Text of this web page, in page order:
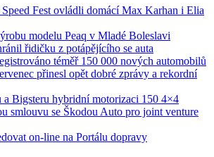
Fest ovládli domácí Max Karhan i Elia
modelu Peaq v Mladé Boleslavi
řidičku z potápějícího se auta
téměř 150 000 nových automobilů
přinesl opět dobré zprávy a rekordní
a Bigsteru hybridní motorizaci 150 4×4
smlouvu se Škodou Auto pro joint venture
on-line na Portálu dopravy